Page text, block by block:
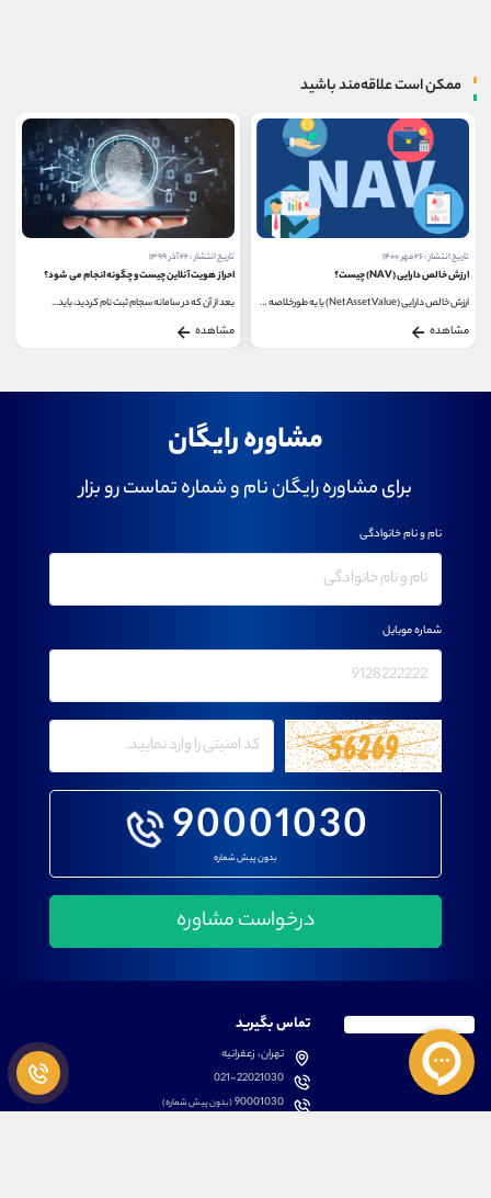
ممکن است علاقه‌مند باشید
تاریخ انتشار : ۲۶ مهر ۱۴۰۰
ارزش خالص دارایی (NAV) چیست؟
ارزش خالص دارایی (Net Asset Value) یا به طورخلاصه NAV،...
مشاهده
تاریخ انتشار : ۲۲ آذر ۱۳۹۹
احراز هویت آنلاین چیست و چگونه انجام می شود؟
بعد از آن که در سامانه سجام ثبت نام کردید، باید...
مشاهده
مشاوره رایگان
برای مشاوره رایگان نام و شماره تماست رو بزار
90001030
بدون پیش شماره
نام و نام خانوادگی
شماره موبایل
تماس بگیرید
تهران، زعفرانیه
021-22021030
90001030(بدون پیش شماره)